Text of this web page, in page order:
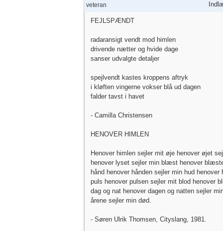
veteran
FEJLSPÆNDT
radaransigt vendt mod himlen
drivende nætter og hvide dage
sanser udvalgte detaljer
spejlvendt kastes kroppens aftryk
i kløften vingerne vokser blå ud dagen
falder tavst i havet
- Camilla Christensen
HENOVER HIMLEN
Henover himlen sejler mit øje henover øjet
henover lyset sejler min blæst henover
hånd henover hånden sejler min hud henover
puls henover pulsen sejler mit blod henover
dag og nat henover dagen og natten sejler
årene sejler min død.
- Søren Ulrik Thomsen, Cityslang, 1981.